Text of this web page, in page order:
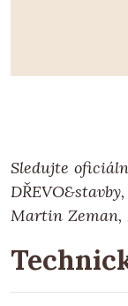
Sledujte
Martin Zeman,